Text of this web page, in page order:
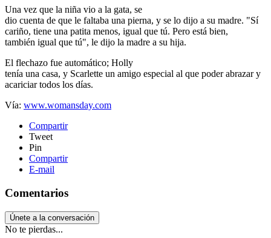
Una vez que la niña vio a la gata, se
dio cuenta de que le faltaba una pierna, y se lo dijo a su madre. "Sí
cariño, tiene una patita menos, igual que tú. Pero está bien,
también igual que tú", le dijo la madre a su hija.
El flechazo fue automático; Holly
tenía una casa, y Scarlette un amigo especial al que poder abrazar y
acariciar todos los días.
Vía: www.womansday.com
Compartir
Tweet
Pin
Compartir
E-mail
Comentarios
Únete a la conversación
No te pierdas...